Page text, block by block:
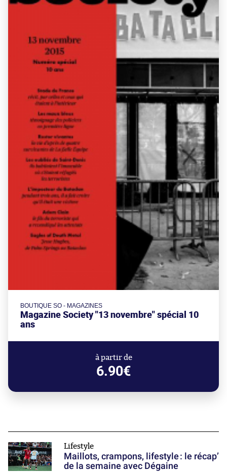
BOUTIQUE SO - MAGAZINES
Magazine Society "13 novembre" spécial 10
ans
à partir de
6.90€
Lifestyle
Maillots, crampons, lifestyle : le récap’
de la semaine avec Dégaine